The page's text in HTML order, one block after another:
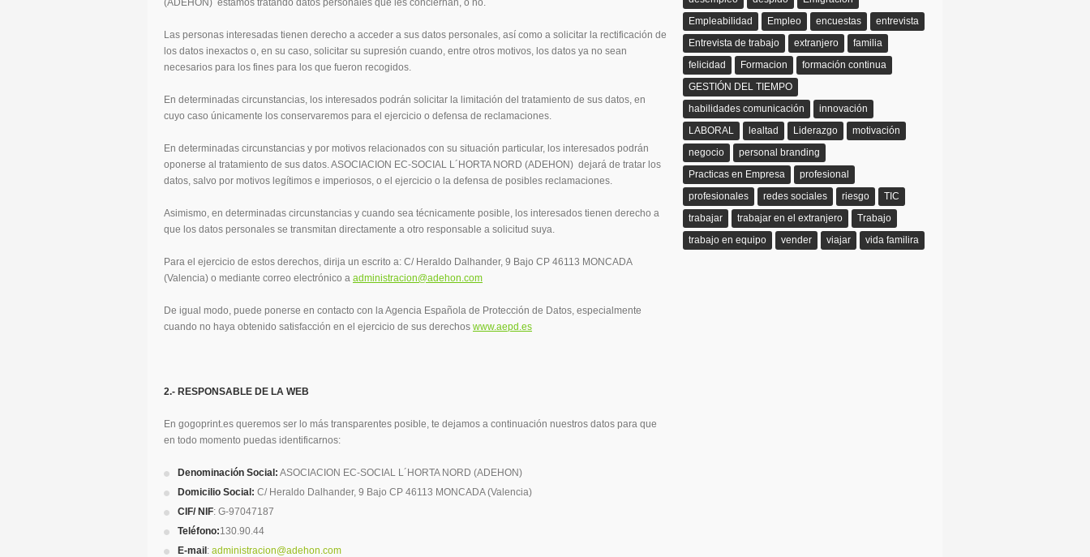
(ADEHON) estamos tratando datos personales que les conciernan, o no.
Las personas interesadas tienen derecho a acceder a sus datos personales, así como a solicitar la rectificación de
los datos inexactos o, en su caso, solicitar su supresión cuando, entre otros motivos, los datos ya no sean
necesarios para los fines para los que fueron recogidos.
En determinadas circunstancias, los interesados podrán solicitar la limitación del tratamiento de sus datos, en
cuyo caso únicamente los conservaremos para el ejercicio o defensa de reclamaciones.
En determinadas circunstancias y por motivos relacionados con su situación particular, los interesados podrán
oponerse al tratamiento de sus datos. ASOCIACION EC-SOCIAL L´HORTA NORD (ADEHON) dejará de tratar los
datos, salvo por motivos legítimos e imperiosos, o el ejercicio o la defensa de posibles reclamaciones.
Asimismo, en determinadas circunstancias y cuando sea técnicamente posible, los interesados tienen derecho a
que los datos personales se transmitan directamente a otro responsable a solicitud suya.
Para el ejercicio de estos derechos, dirija un escrito a: C/ Heraldo Dalhander, 9 Bajo CP 46113 MONCADA
(Valencia) o mediante correo electrónico a administracion@adehon.com
De igual modo, puede ponerse en contacto con la Agencia Española de Protección de Datos, especialmente
cuando no haya obtenido satisfacción en el ejercicio de sus derechos www.aepd.es
2.- RESPONSABLE DE LA WEB
En gogoprint.es queremos ser lo más transparentes posible, te dejamos a continuación nuestros datos para que
en todo momento puedas identificarnos:
Denominación Social: ASOCIACION EC-SOCIAL L´HORTA NORD (ADEHON)
Domicilio Social: C/ Heraldo Dalhander, 9 Bajo CP 46113 MONCADA (Valencia)
CIF/ NIF: G-97047187
Teléfono:130.90.44
E-mail : administracion@adehon.com
Empleabilidad
Empleo encuestas
entrevista
Entrevista de trabajo
extranjero
familia
felicidad
Formacion
formación continua
GESTIÓN DEL TIEMPO
habilidades comunicación
innovación
LABORAL
lealtad Liderazgo
motivación
negocio
personal branding
Practicas en Empresa
profesional
profesionales
redes sociales riesgo
TIC
trabajar
trabajar en el extranjero
Trabajo
trabajo en equipo
vender viajar vida familira